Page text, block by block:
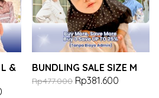
L &
BUNDLING SALE SIZE M
Rp477.000 Rp381.600